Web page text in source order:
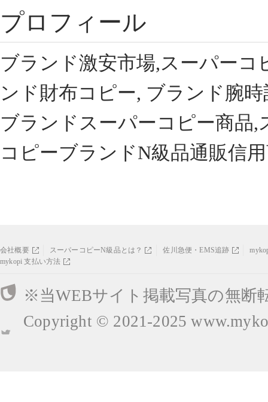
プロフィール
ブランド激安市場,スーパー
ンド財布コピー, ブランド腕
ブランドスーパーコピー商品
コピーブランドN級品通販信
会社概要 スーパーコピーN級品とは？ 佐川急便・EMS追跡
mykopi 支払い方法
※当WEBサイト掲載写真の無断
Copyright © 2021-2025